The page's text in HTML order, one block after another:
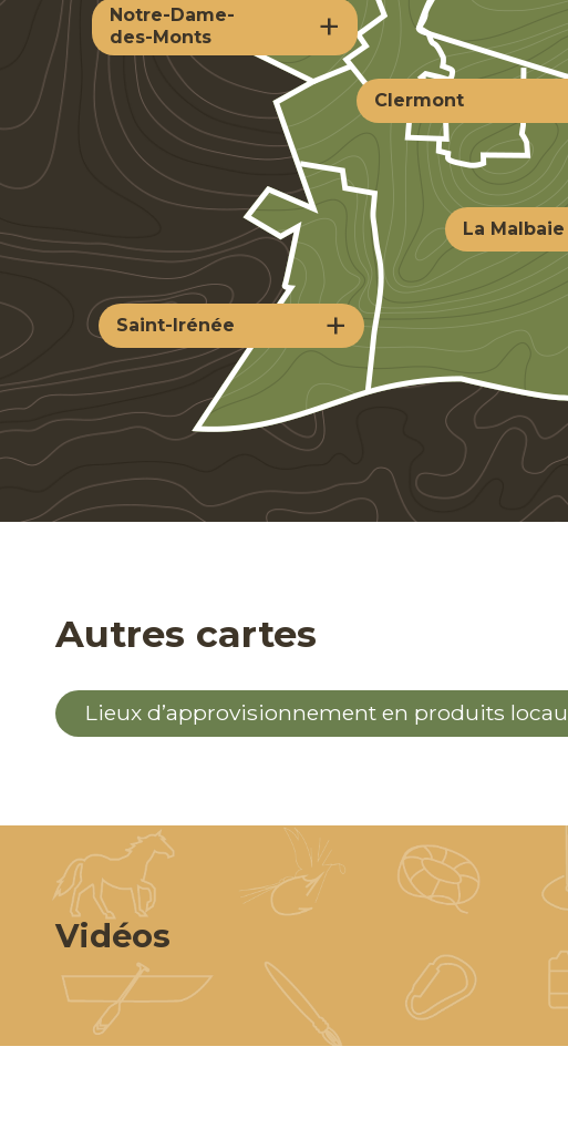
Notre-Dame-
des-Monts
+
Clermont
Saint-Irénée +
La Malbaie
Autres cartes
Lieux d’approvisionnement en produits
Vidéos